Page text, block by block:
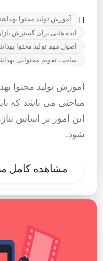
آموزش تولید محتوا
ایده هایی برای گسترش
اصول مهم تولید محتوا
ساخت تقویم محتوایی
آموزش تولید محتوا
مباحثی می باشد که
این امور بر اساس
شود.
مشاهده کامل